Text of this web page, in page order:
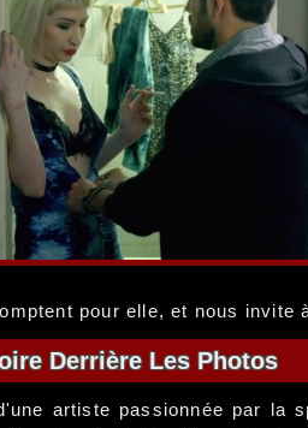
pour elle, et nous invite
Derrière Les Photos
artiste passionnée par la